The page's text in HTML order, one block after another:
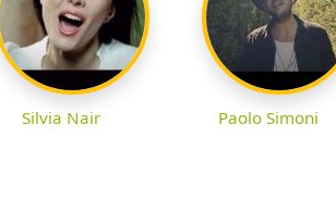
Silvia Nair Paolo Simoni